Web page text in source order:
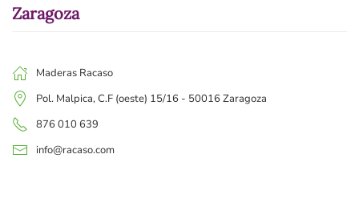
Zaragoza
Maderas Racaso
Pol. Malpica, C.F (oeste) 15/16 - 50016 Zaragoza
876 010 639
info@racaso.com